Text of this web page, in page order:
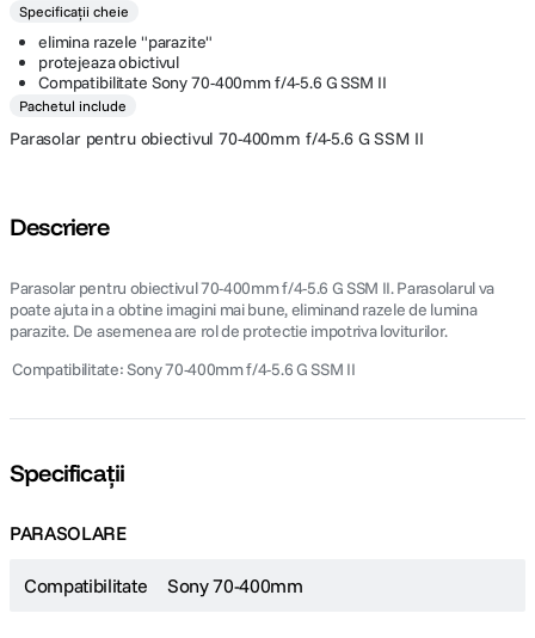
Specificații cheie
elimina razele "parazite"
protejeaza obictivul
Compatibilitate Sony 70-400mm f/4-5.6 G SSM II
Pachetul include
Parasolar pentru obiectivul 70-400mm f/4-5.6 G SSM II
Descriere
Parasolar pentru obiectivul 70-400mm f/4-5.6 G SSM II. Parasolarul va
poate ajuta in a obtine imagini mai bune, eliminand razele de lumina
parazite. De asemenea are rol de protectie impotriva loviturilor.
 Compatibilitate: Sony 70-400mm f/4-5.6 G SSM II
Specificații
PARASOLARE
Compatibilitate Sony 70-400mm